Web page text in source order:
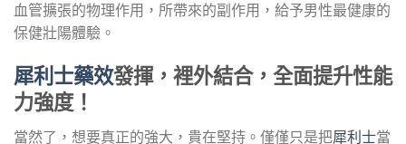
血管擴張的物理作用，所帶來的副作用，給予男性最健康的
保健壯陽體驗。
犀利士藥效發揮，裡外結合，全面提升性能
力強度！
當然了，想要真正的強大，貴在堅持。僅僅只是把犀利士當